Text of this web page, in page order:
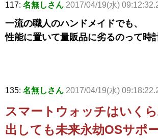
117: 名無しさん 2017/04/19(水)
一流の職人のハンドメイドでも、
性能に置いて量販品に劣るのって時
135: 名無しさん 2017/04/19(水)
スマートウォッチはいく
出しても未来永劫OSサポ